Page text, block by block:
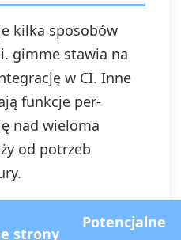
kilka sposobów
gimme stawia na
w CI. Inne
funkcje per-
nad wieloma
od potrzeb
strony
Potencjalne